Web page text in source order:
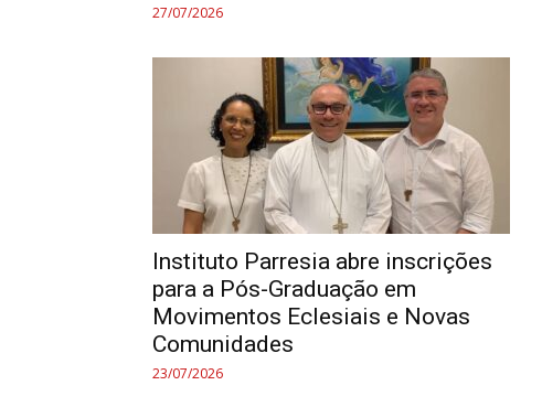
27/07/2026
Instituto Parresia abre inscrições
para a Pós-Graduação em
Movimentos Eclesiais e Novas
Comunidades
23/07/2026